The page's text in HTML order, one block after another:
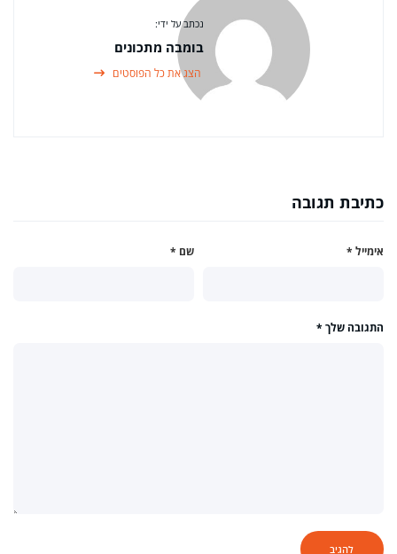
נכתב על ידי:
בומבה מתכונים
הצג את כל הפוסטים
כתיבת תגובה
שם * אימייל *
התגובה שלך *